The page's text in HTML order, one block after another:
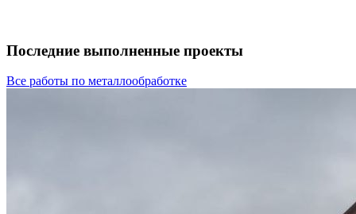
Последние выполненные проекты
Все работы по металлообработке